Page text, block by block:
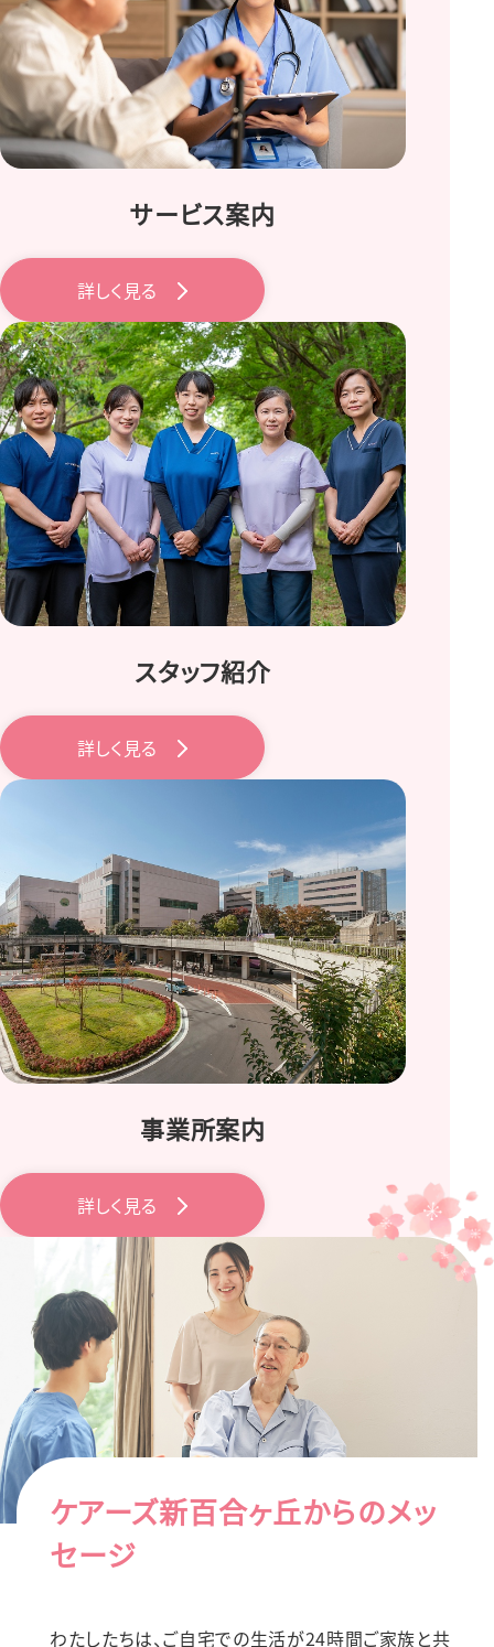
サービス案内
詳しく見る
スタッフ紹介
詳しく見る
事業所案内
詳しく見る
ケアーズ新百合ヶ丘からのメッ
セージ
わたしたちは、ご自宅での⽣活が24時間ご家族と共